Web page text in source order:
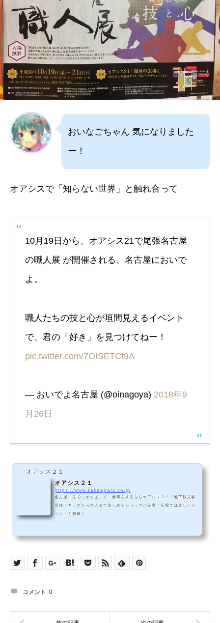
おいなごちゃん 気になりました
ー！
オアシスで「知らない世界」と触れ合って
10月19日から、オアシス21で尾張名古屋
の職人展 が開催される、名古屋においで
よ。
職人たちの技と心が垣間見えるイベント
で、君の「好き」を見つけてねー！
pic.twitter.com/7OISETCt9A
— おいでよ名古屋 (@oinagoya) 2018年9
月26日
オアシス２１
オアシス２１
https://www.sakaepark.co.jp
名古屋・栄でショッピング・食事をするならオアシス２１！地下鉄栄駅
直結！キッズから大人まで楽しめるショップが充実！広場では楽しいイ
ベントも満載！
コメント: 0